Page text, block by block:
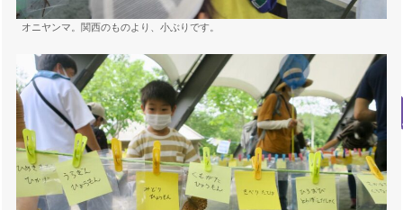
オニヤンマ。関西のものより、小ぶりです。